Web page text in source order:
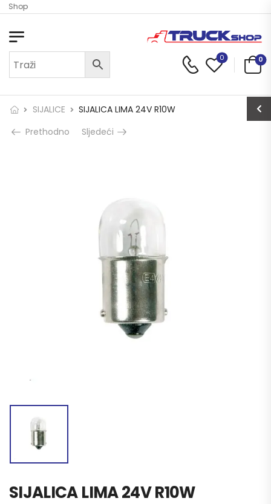
Shop
0 0
SIJALICE
SIJALICA LIMA 24V R10W
Prethodno
Sljedeći
SIJALICA LIMA 24V R10W